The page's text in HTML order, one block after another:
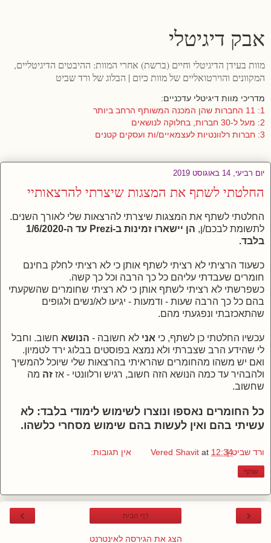
אבק דיגיטלי
מוות בעידן הדיגיטלי וחיים (ברשת) אחרי המוות: ההיבטים הדיגיטליים,
המקוונים והוירטואליים של מוות כיום | הבלוג של ורד שביט
מדריכי מוות דיגיטלי עדכניים:
1: 11 החברות שהן המכנה המשותף הרחב ביותר
2: מעל ל-30 חברות, בחלוקה לנושאים
3: חברות רלוונטיות לעצמאיים/ות ועסקים קטנים
יום רביעי, 14 באוגוסט 2019
החלטתי לשתף את המצגות שיצרתי להרצאותיי
החלטתי לשתף את המצגות שיצרתי להרצאות שלי לאורך השנים.
לתשומת לבכם/ן,
הן יישארו זמינות ב-Prezi עד ה-1/6/2020
בלבד.
כשעוד הרציתי לא רציתי לשתף אותן כי לא רציתי לחלק בחינם
חומרים שעבדתי עליהם כל כך הרבה וכל כך קשה.
כשפרשתי לא רציתי לשתף אותן כי לא רציתי שחומרים שהשקעתי
בהם כל כך הרבה שעות - ודמעות - יגיעו לא/נשים ולגופים
שהתאכזבתי ונפגעתי מהם.
עכשיו החלטתי כן לשתף, כי אני לא חשובה - הנושא חשוב. וחבל
לי שהידע הרב שצברתי ולא נמצא בפוסטים בבלוג ירד לטמיון.
ואם יש משהו מהחומרים שהראיתי בהרצאות שלי שיוכל להמשיך
ולהבהיר עד כמה הנושא הזה חשוב, רגיש ורלוונטי - אז זה מה
שחשוב.
כל החומרים נאספו ונוצרו לשימוש לימודי בלבד: לא
עשיתי בהם ואין לעשות בהם שימוש מסחרי כלשהו.
ורד שביט | Vered Shavit at 12:34 אין תגובות:
שתף
‹
› דף הבית
הצג את הגירסה לאינטרנט